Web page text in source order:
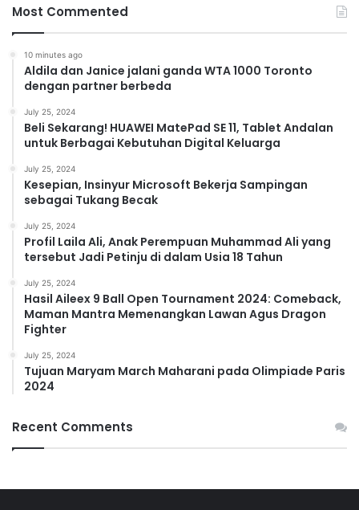
Most Commented
10 minutes ago
Aldila dan Janice jalani ganda WTA 1000 Toronto
dengan partner berbeda
July 25, 2024
Beli Sekarang! HUAWEI MatePad SE 11, Tablet Andalan
untuk Berbagai Kebutuhan Digital Keluarga
July 25, 2024
Kesepian, Insinyur Microsoft Bekerja Sampingan
sebagai Tukang Becak
July 25, 2024
Profil Laila Ali, Anak Perempuan Muhammad Ali yang
tersebut Jadi Petinju di dalam Usia 18 Tahun
July 25, 2024
Hasil Aileex 9 Ball Open Tournament 2024: Comeback,
Maman Mantra Memenangkan Lawan Agus Dragon
Fighter
July 25, 2024
Tujuan Maryam March Maharani pada Olimpiade Paris
2024
Recent Comments